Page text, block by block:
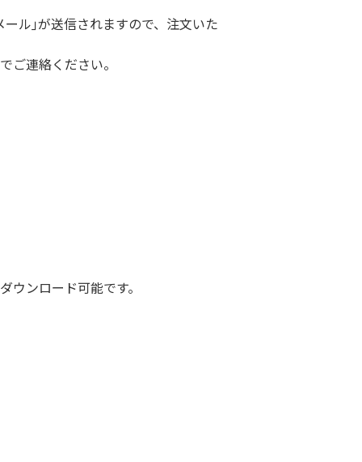
ル｣が送信されますので、注文いた
ご連絡ください。
ウンロード可能です。